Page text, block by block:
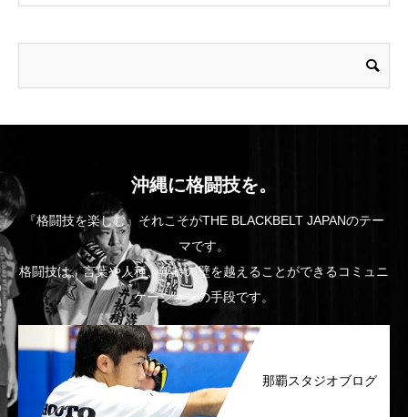
沖縄に格闘技を。
『格闘技を楽しむ』それこそがTHE BLACKBELT JAPANのテー
マです。
格闘技は、言葉や人種、年齢の壁を越えることができるコミュニ
ケーションの手段です。
那覇スタジオブログ